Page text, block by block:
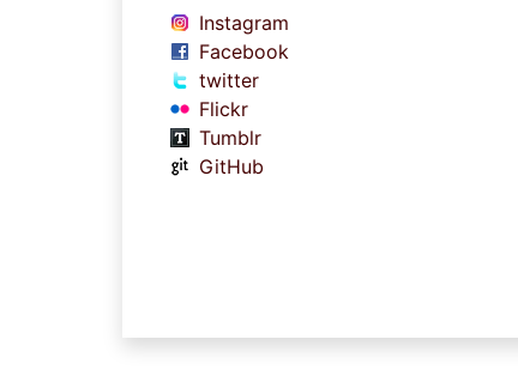
Instagram
Facebook
twitter
Flickr
Tumblr
GitHub